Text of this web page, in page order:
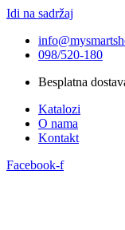
Idi na sadržaj
098/520-180
Besplatna
Katalozi
O nama
Kontakt
Facebook-f